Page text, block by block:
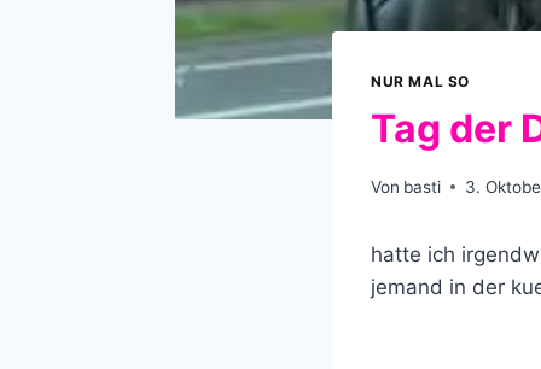
NUR MAL SO
Tag der
Von basti 3.
hatte ich
jemand in der